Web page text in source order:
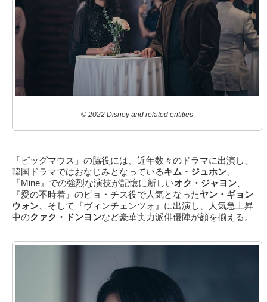
© 2022 Disney and related entities
「ビッグマウス」の脇役には、近年数々のドラマに出演し、
韓国ドラマではおなじみとなっているキム・ジュホン
『Mine』での強烈な演技が記憶に新しいオク・ジャヨン
『愛の不時着』のピョ・チス役で人気となったヤン・ギョン
ウォン 、そして『ヴィンチェンツォ』に出演し、人気急上昇
中のクァク・ドンヨンなど豪華実力派俳優陣が顔を揃える。